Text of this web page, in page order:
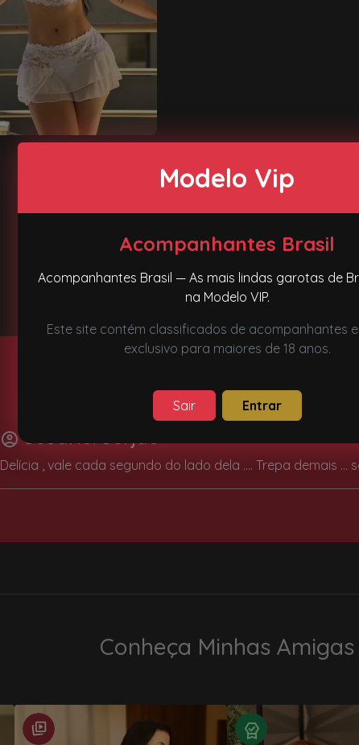
Comentários
Clique aqui para
Veja o que as
Usuário: Serjao
Delícia , vale cada segundo do lado dela …. Trepa demais …
Conheça Minhas Amigas
Modelo Vip
Acompanhantes Brasil
Acompanhantes Brasil — As mais lindas garotas de
na Modelo VIP.
Este site contém classificados de acompanhantes
exclusivo para maiores de 18 anos.
Sair Entrar